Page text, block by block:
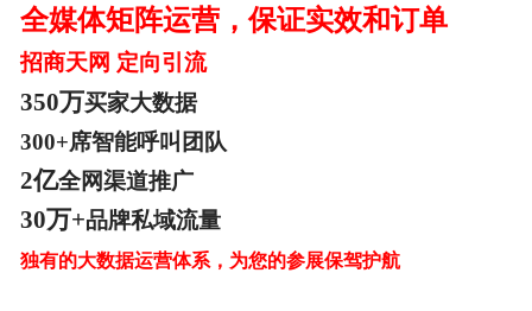
全媒体矩阵运营，保证实效和订单
招商天网 定向引流
350万买家大数据
300+席智能呼叫团队
2亿全网渠道推广
30万+品牌私域流量
独有的大数据运营体系，为您的参展保驾护航